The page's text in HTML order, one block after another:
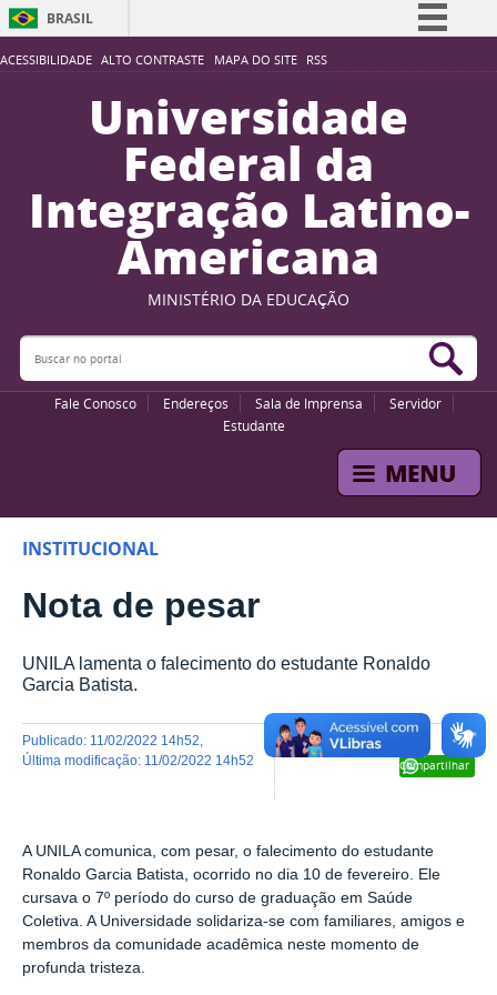
ACESSIBILIDADE ALTO CONTRASTE MAPA DO SITE RSS
BRASIL
Simplifique!
Participe
Acesso à informação
Legislação
Canais
Universidade
Federal da
Integração Latino-
Americana
MINISTÉRIO DA EDUCAÇÃO
Buscar no portal
Fale Conosco Endereços Sala de Imprensa
Servidor
Estudante
INSTITUCIONAL
Nota de pesar
UNILA lamenta o falecimento do estudante Ronaldo
Garcia Batista.
Compartilhar
publicado: 11/02/2022 14h52
última modificação: 11/02/2022 14h52
A UNILA comunica, com pesar, o falecimento do estudante
Ronaldo Garcia Batista, ocorrido no dia 10 de fevereiro. Ele
cursava o 7º período do curso de graduação em Saúde
Coletiva. A Universidade solidariza-se com familiares, amigos e
membros da comunidade acadêmica neste momento de
profunda tristeza.